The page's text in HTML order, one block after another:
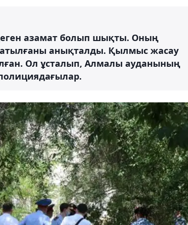
азамат болып шықты. Оның
анықталды. Қылмыс жасау
Ол ұсталып, Алмалы ауданының